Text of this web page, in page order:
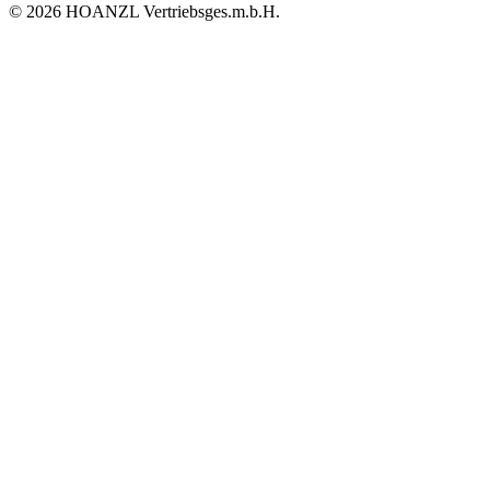
© 2026 HOANZL Vertriebsges.m.b.H.